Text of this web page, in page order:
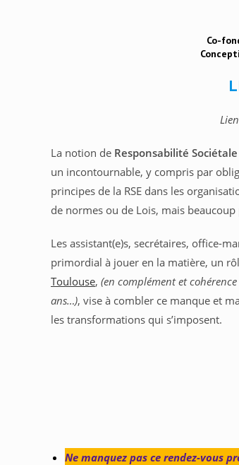
Co-
La notion de Responsabilité
un incontournable, y compris par
principes de la RSE dans les
de normes ou de Lois, mais
Les assistant(e)s, secrétaires, office-
primordial à jouer en la matière, un
Toulouse, (en complément et
ans…), vise à combler ce manque et
les transformations qui s’imposent.
Ne manquez pas ce rendez-vous